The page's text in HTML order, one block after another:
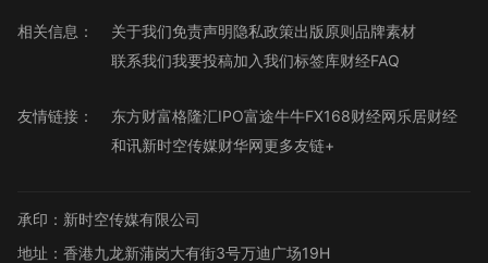
相关信息： 关于我们免责声明隐私政策出版原则品牌素材
联系我们我要投稿加入我们标签库财经FAQ
友情链接： 东方财富格隆汇IPO富途牛牛FX168财经网乐居财经
和讯新时空传媒财华网更多友链+
承印：新时空传媒有限公司
地址：香港九龙新蒲岗大有街3号万迪广场19H